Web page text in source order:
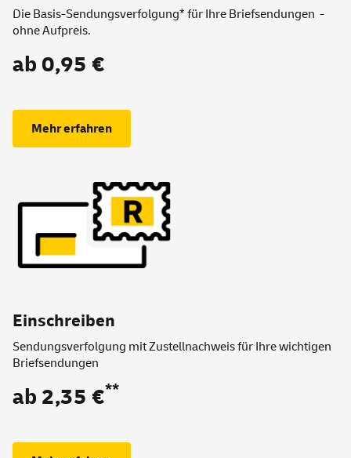
Die Basis-Sendungsverfolgung* für Ihre Briefsendungen -
ohne Aufpreis.
ab 0,95 €
Mehr erfahren
Einschreiben
Sendungsverfolgung mit Zustellnachweis für Ihre wichtigen
Briefsendungen
ab 2,35 €**